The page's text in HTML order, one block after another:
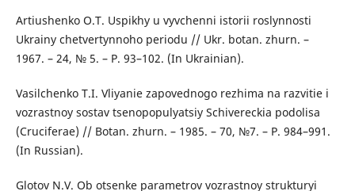
Artiushenko O.T. Uspikhy u vyvchenni istorii roslynnosti
Ukrainy chetvertynnoho periodu // Ukr. botan. zhurn. –
1967. – 24, № 5. – P. 93–102. (In Ukrainian).
Vasilchenko T.I. Vliyanie zapovednogo rezhima na razvitie i
vozrastnoy sostav tsenopopulyatsiy Schivereckia podolisa
(Cruciferae) // Botan. zhurn. – 1985. – 70, №7. – P. 984–991.
(In Russian).
Glotov N.V. Ob otsenke parametrov vozrastnoy strukturyi